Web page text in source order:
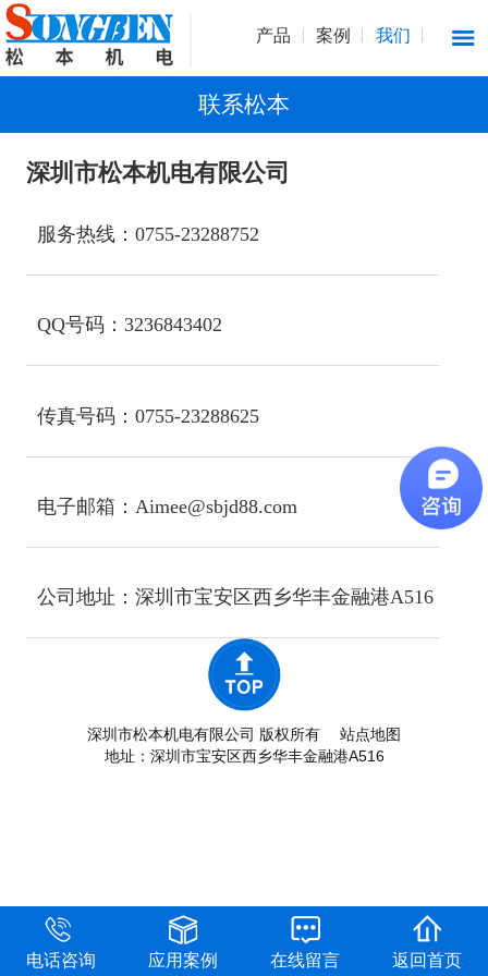
产品 案例 我们
联系松本
深圳市松本机电有限公司
服务热线：0755-23288752
QQ号码：3236843402
传真号码：0755-23288625
电子邮箱：Aimee@sbjd88.com
公司地址：深圳市宝安区西乡华丰金融港A516
深圳市松本机电有限公司 版权所有 站点地图
地址：深圳市宝安区西乡华丰金融港A516
电话咨询 应用案例 在线留言 返回首页